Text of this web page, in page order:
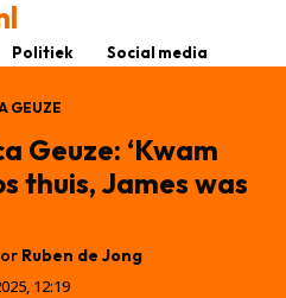
Politiek Social media
GEUZE
Geuze: ‘Kwam
thuis, James was
Ruben de Jong
12:19